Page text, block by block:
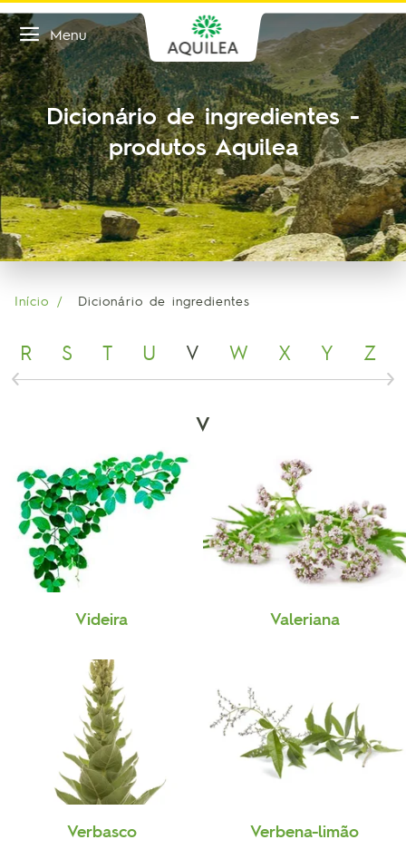
Menu
Dicionário de ingredientes -
produtos Aquilea
Início Dicionário de ingredientes
R S T U V W X Y Z
V
Videira Valeriana
Verbasco Verbena-limão